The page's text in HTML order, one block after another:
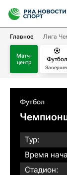
Главное Лига
Матч-
центр
Футбол
Футбол
Тур:
Время
Стадион: